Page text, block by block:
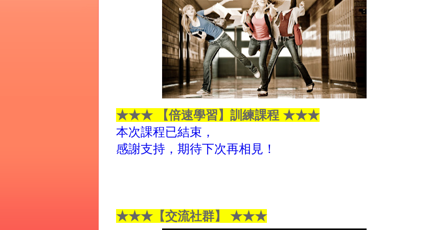
★★★ 【倍速學習】訓練課程 ★★★
本次課程已結束，
感謝支持，期待下次再相見！
★★★ 【交流社群】 ★★★